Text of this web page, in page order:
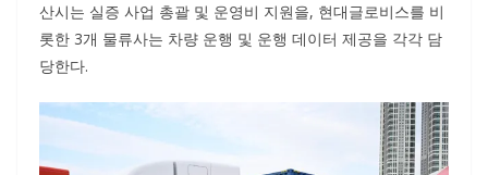
산시는 실증 사업 총괄 및 운영비 지원을, 현대글로비스를 비
롯한 3개 물류사는 차량 운행 및 운행 데이터 제공을 각각 담
당한다.